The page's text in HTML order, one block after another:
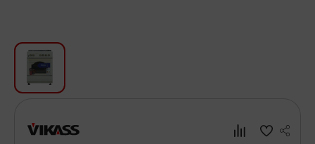
Սպասք
Ինքնագնացներ և ինքնագլորներ